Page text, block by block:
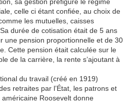
celle ci étant confiée, au choix de
les mutuelles, caisses
durée de cotisation était de 5 ans
une pension proportionnelle et de 30
Cette pension était calculée sur le
de la carrière, la rente s’ajoutant à
du travail (créé en 1919)
retraites par l’État, les patrons et
Roosevelt donne